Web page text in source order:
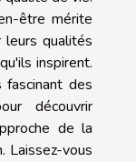
être mérite
qualités
inspirent.
fascinant des
découvrir
de la
Laissez-vous